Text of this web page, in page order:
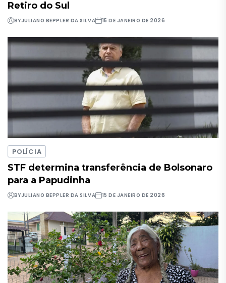
Retiro do Sul
BYJULIANO BEPPLER DA SILVA 15 DE JANEIRO DE 2026
POLÍCIA
STF determina transferência de Bolsonaro
para a Papudinha
BYJULIANO BEPPLER DA SILVA 15 DE JANEIRO DE 2026